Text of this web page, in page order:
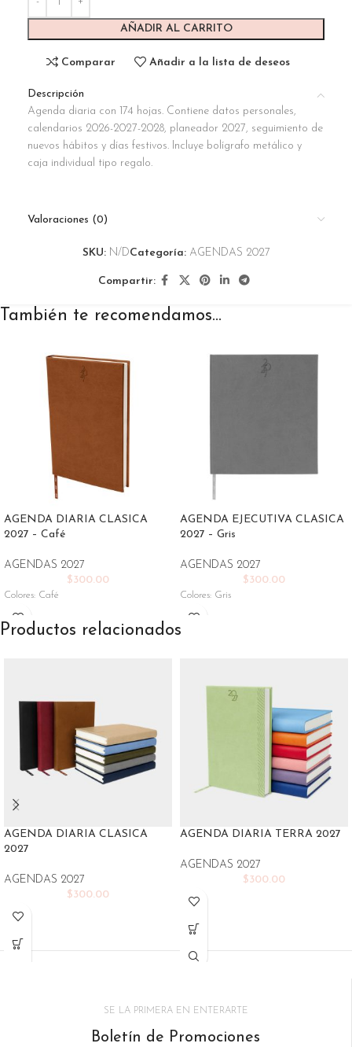
AÑADIR AL CARRITO
Comparar Añadir a la lista de deseos
Descripción
Agenda diaria con 174 hojas. Contiene datos personales,
calendarios 2026-2027-2028, planeador 2027, seguimiento de
nuevos hábitos y días festivos. Incluye bolígrafo metálico y
caja individual tipo regalo.
Valoraciones (0)
SKU: N/DCategoría: AGENDAS 2027
Compartir:
También te recomendamos…
AGENDA DIARIA CLASICA
2027 – Café
AGENDAS 2027
$300.00
Colores: Café
AGENDA EJECUTIVA CLASICA
2027 – Gris
AGENDAS 2027
$300.00
Colores: Gris
Productos relacionados
AGENDA DIARIA CLASICA
2027
AGENDAS 2027
$300.00
AGENDA DIARIA TERRA 2027
AGENDAS 2027
$300.00
SE LA PRIMERA EN ENTERARTE
Boletín de Promociones